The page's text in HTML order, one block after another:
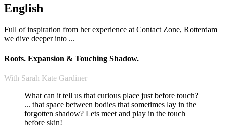
English
Full of inspiration from her experience at Contact Zone, Rotterdam
we dive deeper into ...
Roots. Expansion & Touching Shadow.
With Sarah Kate Gardiner
What can it tell us that curious place just before touch?
... that space between bodies that sometimes lay in the
forgotten shadow? Lets meet and play in the touch
before skin!